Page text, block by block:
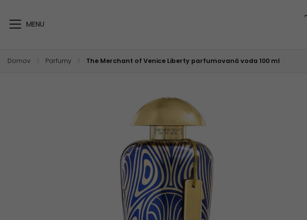
Domov / Parfumy / The Merchant of Venice Liberty parfumovaná voda 100 ml